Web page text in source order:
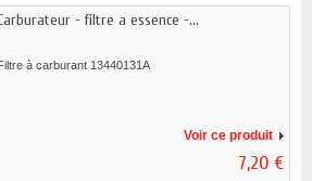
- filtre a essence -...
à carburant 13440131A
Voir ce produit
7,20 €